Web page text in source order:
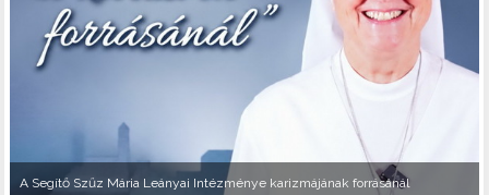
A Segítő Szűz Mária Leányai Intézménye karizmájának forrásánál